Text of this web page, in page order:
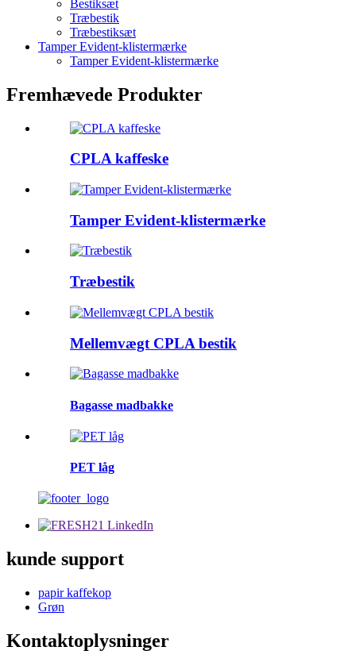
Bestiksæt
Træbestik
Træbestiksæt
Tamper Evident-klistermærke
Tamper Evident-klistermærke
Fremhævede Produkter
CPLA kaffeske
Tamper Evident-klistermærke
Træbestik
Mellemvægt CPLA bestik
Bagasse madbakke
PET låg
kunde support
papir kaffekop
Grøn
Kontaktoplysninger